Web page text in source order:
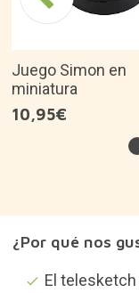
Juego Simon en
miniatura
10,95€
¿Por qué nos
El